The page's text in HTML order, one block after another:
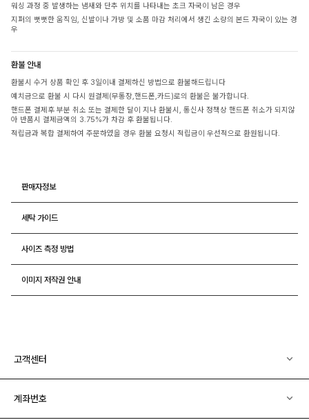
워싱 과정 중 발생하는 냄새와 단추 위치를 나타내는 초크 자국이 남은 경우
지퍼의 뻣뻣한 움직임, 신발이나 가방 및 소품 마감 처리에서 생긴 소량의 본드 자국이 있는 경
우
환불 안내
환불시 수거 상품 확인 후 3일이내 결제하신 방법으로 환불해드립니다
예치금으로 환불 시 다시 원결제(무통장,핸드폰,카드)로의 환불은 불가합니다.
핸드폰 결제후 부분 취소 또는 결제한 달이 지나 환불시, 통신사 정책상 핸드폰 취소가 되지않
아 반품시 결제금액의 3.75%가 차감 후 환불됩니다.
적립금과 복합 결제하여 주문하였을 경우 환불 요청시 적립금이 우선적으로 환원됩니다.
판매자정보
세탁 가이드
사이즈 측정 방법
이미지 저작권 안내
고객센터
계좌번호